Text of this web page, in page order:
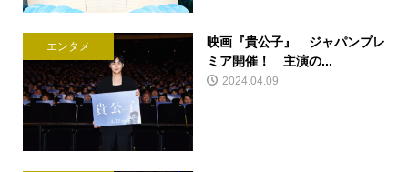
エンタメ
映画『貴公子』 ジャパンプレ
ミア開催！ 主演の...
2024.04.09